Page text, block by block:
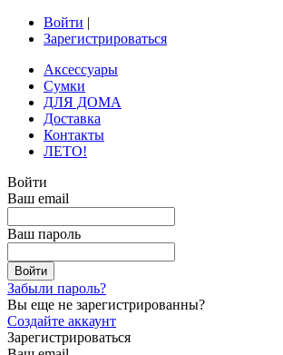
Войти |
Зарегистрироваться
Аксессуары
Сумки
ДЛЯ ДОМА
Доставка
Контакты
ЛЕТО!
Войти
Ваш email
Ваш пароль
Забыли пароль?
Вы еще не зарегистрированны?
Создайте аккаунт
Зарегистрироваться